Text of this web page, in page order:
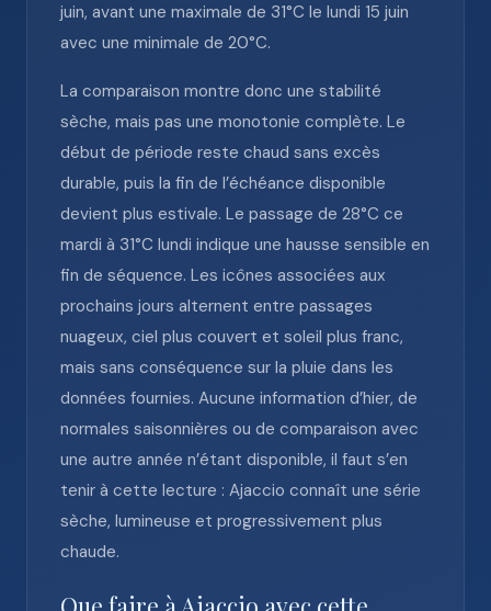
juin, avant une maximale de 31°C le lundi 15 juin
avec une minimale de 20°C.
La comparaison montre donc une stabilité
sèche, mais pas une monotonie complète. Le
début de période reste chaud sans excès
durable, puis la fin de l’échéance disponible
devient plus estivale. Le passage de 28°C ce
mardi à 31°C lundi indique une hausse sensible en
fin de séquence. Les icônes associées aux
prochains jours alternent entre passages
nuageux, ciel plus couvert et soleil plus franc,
mais sans conséquence sur la pluie dans les
données fournies. Aucune information d’hier, de
normales saisonnières ou de comparaison avec
une autre année n’étant disponible, il faut s’en
tenir à cette lecture : Ajaccio connaît une série
sèche, lumineuse et progressivement plus
chaude.